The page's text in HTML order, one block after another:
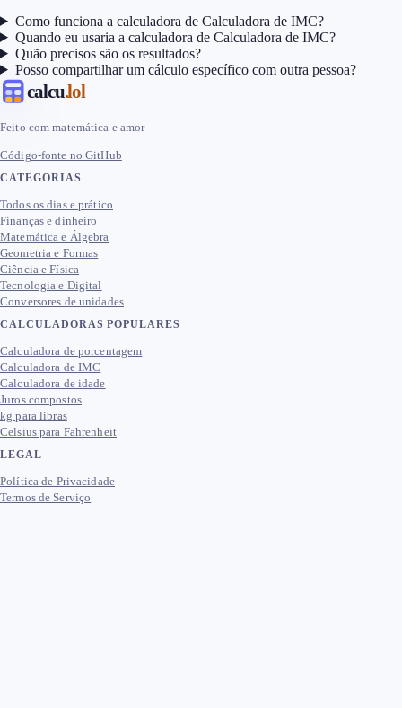
Como funciona a calculadora de Calculadora de IMC?
Quando eu usaria a calculadora de Calculadora de IMC?
Quão precisos são os resultados?
Posso compartilhar um cálculo específico com outra pessoa?
calcu.lol
Feito com matemática e amor
Código-fonte no GitHub
CATEGORIAS
Todos os dias e prático
Finanças e dinheiro
Matemática e Álgebra
Geometria e Formas
Ciência e Física
Tecnologia e Digital
Conversores de unidades
CALCULADORAS POPULARES
Calculadora de porcentagem
Calculadora de IMC
Calculadora de idade
Juros compostos
kg para libras
Celsius para Fahrenheit
LEGAL
Política de Privacidade
Termos de Serviço